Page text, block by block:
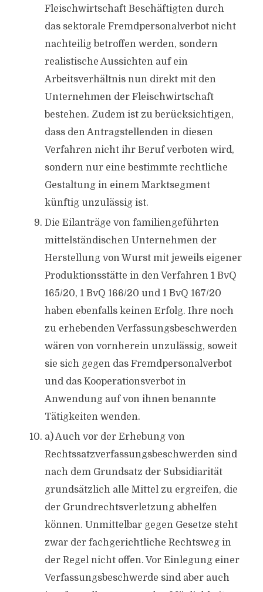
Fleischwirtschaft Beschäftigten durch
das sektorale Fremdpersonalverbot nicht
nachteilig betroffen werden, sondern
realistische Aussichten auf ein
Arbeitsverhältnis nun direkt mit den
Unternehmen der Fleischwirtschaft
bestehen. Zudem ist zu berücksichtigen,
dass den Antragstellenden in diesen
Verfahren nicht ihr Beruf verboten wird,
sondern nur eine bestimmte rechtliche
Gestaltung in einem Marktsegment
künftig unzulässig ist.
Die Eilanträge von familiengeführten
mittelständischen Unternehmen der
Herstellung von Wurst mit jeweils eigener
Produktionsstätte in den Verfahren 1 BvQ
165/20, 1 BvQ 166/20 und 1 BvQ 167/20
haben ebenfalls keinen Erfolg. Ihre noch
zu erhebenden Verfassungsbeschwerden
wären von vornherein unzulässig, soweit
sie sich gegen das Fremdpersonalverbot
und das Kooperationsverbot in
Anwendung auf von ihnen benannte
Tätigkeiten wenden.
a) Auch vor der Erhebung von
Rechtssatzverfassungsbeschwerden sind
nach dem Grundsatz der Subsidiarität
grundsätzlich alle Mittel zu ergreifen, die
der Grundrechtsverletzung abhelfen
können. Unmittelbar gegen Gesetze steht
zwar der fachgerichtliche Rechtsweg in
der Regel nicht offen. Vor Einlegung einer
Verfassungsbeschwerde sind aber auch